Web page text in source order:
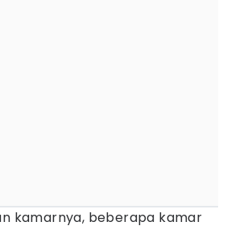
kamarnya, beberapa kamar